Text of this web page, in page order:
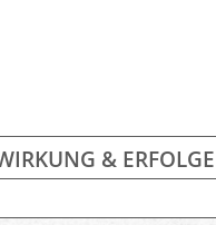
& ERFOLGE